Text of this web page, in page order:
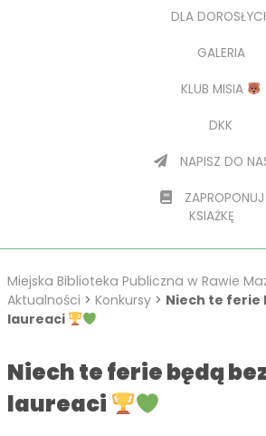
DLA
GALERIA
KLUB MISIA
DKK
NAPISZ DO
ZAPROPONUJ
KSIAŻKĘ
Miejska Biblioteka Publiczna w Rawie
Aktualności > Konkursy > Niech te ferie
laureaci
Niech te ferie będą
laureaci